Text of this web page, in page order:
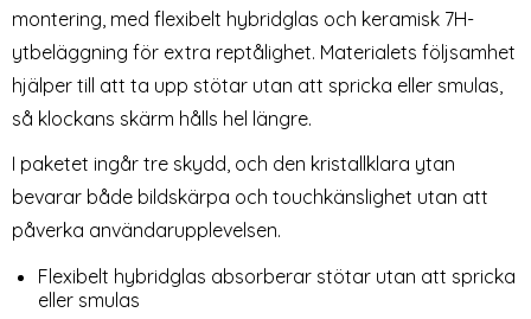
Ljus Rosa
Tech-Protect Apple Watch
42/44/45/46/49 mm
Armband NylonMag (Olive
Grey)
Art. nr 232944
rea pris
159 kr
Tillgänglighet:
Lagervara
Köp
Watch 42/44/45/46/49 mm Armband NylonMag
Silikon Armband Apple Watch
rea pris
169 kr tidigare pris
199 kr Köp
Silikon Armband Apple Watch
Tech-
montering, med flexibelt hybridglas och keramisk 7H-
ytbeläggning för extra reptålighet. Materialets följsamhet
hjälper till att ta upp stötar utan att spricka eller smulas,
så klockans skärm hålls hel längre.
I paketet ingår tre skydd, och den kristallklara ytan
bevarar både bildskärpa och touchkänslighet utan att
påverka användarupplevelsen.
Flexibelt hybridglas absorberar stötar utan att spricka
eller smulas